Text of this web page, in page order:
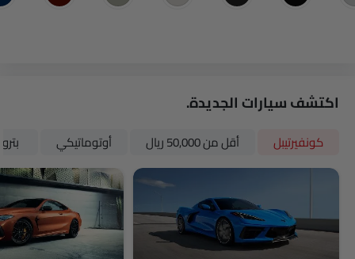
اكتشف سيارات الجديدة.
كونفيرتيبل أقل من 50,000 ريال أوتوماتيكي